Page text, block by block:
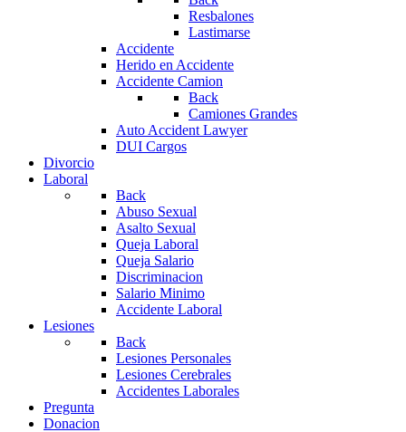
Resbalones
Lastimarse
Accidente
Herido en Accidente
Accidente Camion
Back
Camiones Grandes
Auto Accident Lawyer
DUI Cargos
Divorcio
Laboral
Back
Abuso Sexual
Asalto Sexual
Queja Laboral
Queja Salario
Discriminacion
Salario Minimo
Accidente Laboral
Lesiones
Back
Lesiones Personales
Lesiones Cerebrales
Accidentes Laborales
Pregunta
Donacion